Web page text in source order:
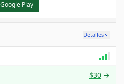
Google Play
Detalles
$30 →